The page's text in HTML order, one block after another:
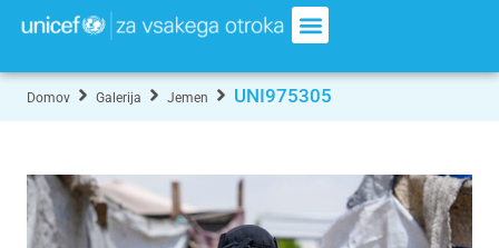
Domov Galerija Jemen UNI975305